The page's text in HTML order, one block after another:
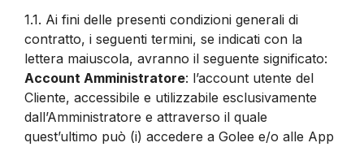
1.1. Ai fini delle presenti condizioni generali di
contratto, i seguenti termini, se indicati con la
lettera maiuscola, avranno il seguente significato:
Account Amministratore: l’account utente del
Cliente, accessibile e utilizzabile esclusivamente
dall’Amministratore e attraverso il quale
quest’ultimo può (i) accedere a Golee e/o alle App